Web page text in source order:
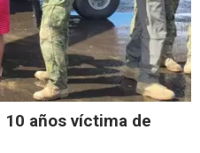
10 años víctima de